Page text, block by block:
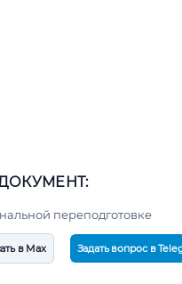
переподготовке
в Max Задать вопрос в